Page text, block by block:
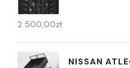
2 500,00zł
NISSAN